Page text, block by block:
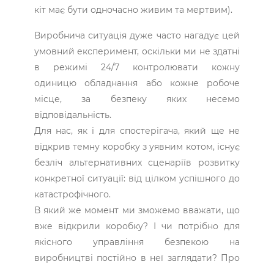
кіт має бути одночасно живим та мертвим).
Виробнича ситуація дуже часто нагадує цей
умовний експеримент, оскільки ми не здатні
в режимі 24/7 контролювати кожну
одиницю обладнання або кожне робоче
місце, за безпеку яких несемо
відповідальність.
Для нас, як і для спостерігача, який ще не
відкрив темну коробку з уявним котом, існує
безліч альтернативних сценаріїв розвитку
конкретної ситуації: від цілком успішного до
катастрофічного.
В який же момент ми зможемо вважати, що
вже відкрили коробку? І чи потрібно для
якісного управління безпекою на
виробництві постійно в неї заглядати? Про